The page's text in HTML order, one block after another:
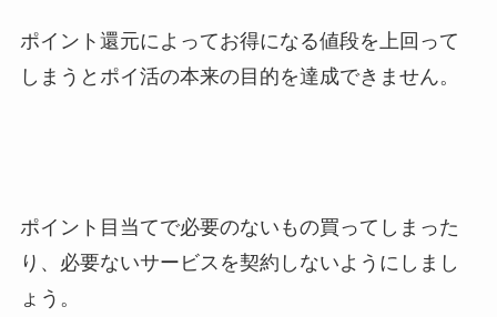
ポイント還元によってお得になる値段を上回って
しまうとポイ活の本来の目的を達成できません。
ポイント目当てで必要のないもの買ってしまった
り、必要ないサービスを契約しないようにしまし
ょう。